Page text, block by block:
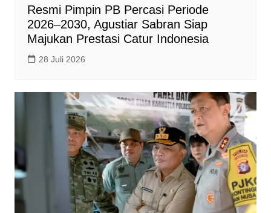
Resmi Pimpin PB Percasi Periode
2026–2030, Agustiar Sabran Siap
Majukan Prestasi Catur Indonesia
28 Juli 2026